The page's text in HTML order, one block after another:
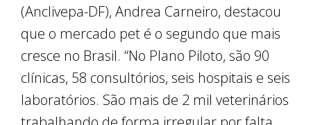
(Anclivepa-DF), Andrea Carneiro, destacou
que o mercado pet é o segundo que mais
cresce no Brasil. “No Plano Piloto, são 90
clínicas, 58 consultórios, seis hospitais e seis
laboratórios. São mais de 2 mil veterinários